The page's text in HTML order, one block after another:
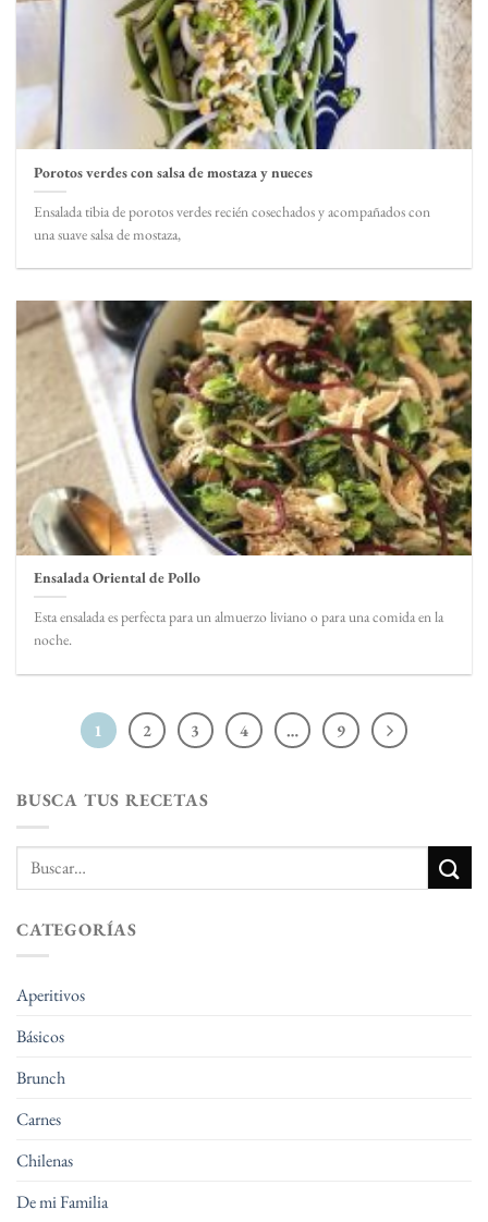
BUSCA TUS RECETAS
CATEGORÍAS
Aperitivos
Básicos
Brunch
Carnes
Chilenas
De mi Familia
Porotos verdes con salsa de mostaza y nueces
Ensalada tibia de porotos verdes recién cosechados y acompañados con
una suave salsa de mostaza,
Ensalada Oriental de Pollo
Esta ensalada es perfecta para un almuerzo liviano o para una comida en la
noche.
1 2 3 4 … 9